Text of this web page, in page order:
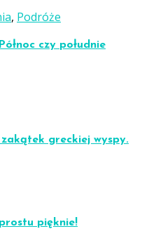
, Podróże
czy południe
zakątek greckiej wyspy.
pięknie!